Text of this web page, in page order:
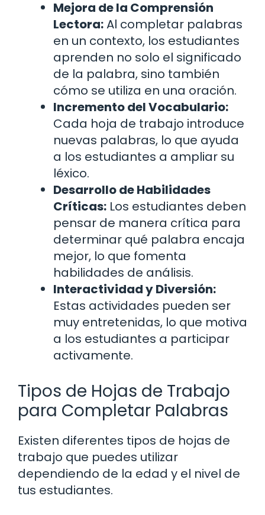
Mejora de la Comprensión
Lectora:Al completar palabras
en un contexto, los estudiantes
aprenden no solo el significado
de la palabra, sino también
cómo se utiliza en una oración.
Incremento del Vocabulario:
Cada hoja de trabajo introduce
nuevas palabras, lo que ayuda
a los estudiantes a ampliar su
léxico.
Desarrollo de Habilidades
Críticas: Los estudiantes deben
pensar de manera crítica para
determinar qué palabra encaja
mejor, lo que fomenta
habilidades de análisis.
Interactividad y Diversión:
Estas actividades pueden ser
muy entretenidas, lo que motiva
a los estudiantes a participar
activamente.
Tipos de Hojas de Trabajo
para Completar Palabras
Existen diferentes tipos de hojas de
trabajo que puedes utilizar
dependiendo de la edad y el nivel de
tus estudiantes.